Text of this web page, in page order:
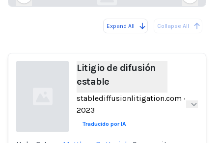
Expand All Collapse All
Litigio de difusión
estable
stablediffusionlitigation.com ·
2023
Traducido por IA